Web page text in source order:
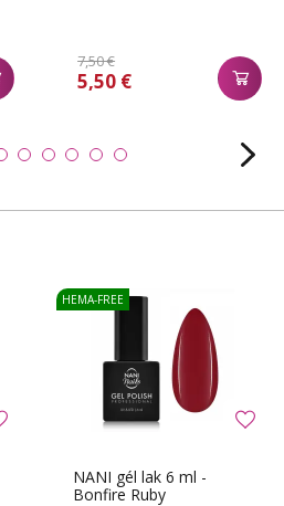
7,50 €
5,50 €
NANI gél lak 6 ml -
Bonfire Ruby
HEMA-FREE